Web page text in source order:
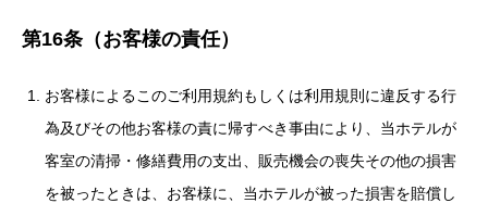
第16条（お客様の責任）
お客様によるこのご利用規約もしくは利用規則に違反する行
為及びその他お客様の責に帰すべき事由により、当ホテルが
客室の清掃・修繕費用の支出、販売機会の喪失その他の損害
を被ったときは、お客様に、当ホテルが被った損害を賠償し